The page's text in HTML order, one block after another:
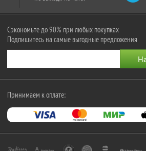
Сэкономьте до 90% при любых покупках
Подпишитесь на самые выгодные предложения
Принимаем к оплате: